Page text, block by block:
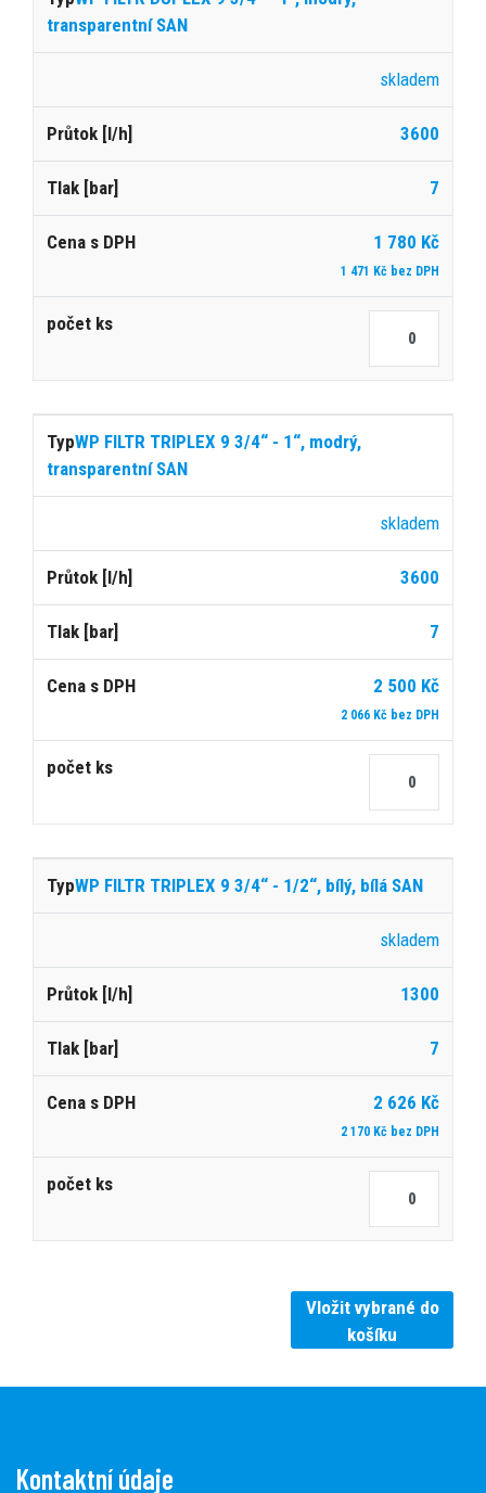
transparentní SAN
skladem
3600
7
1 780 Kč
1 471 Kč bez DPH
WP FILTR TRIPLEX 9 3/4“ - 1“, modrý,
transparentní SAN
skladem
3600
7
2 500 Kč
2 066 Kč bez DPH
WP FILTR TRIPLEX 9 3/4“ - 1/2“, bílý, bílá SAN
skladem
1300
7
2 626 Kč
2 170 Kč bez DPH
Vložit vybrané do
košíku
Kontaktní údaje